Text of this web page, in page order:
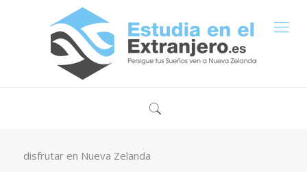
disfrutar en Nueva Zelanda